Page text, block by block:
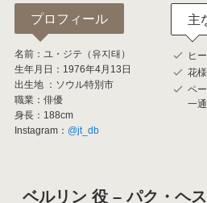
プロフィール
名前：ユ・ジテ（유지태）
生年月日：1976年4月13日
出生地 ：ソウル特別市
職業：俳優
身長：188cm
Instagram： @jt_db
主
ヒ
花
ペ
一
ベルリン 役 – パク・ヘス